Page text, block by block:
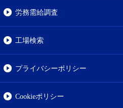
労務需給調査
工場検索
プライバシーポリシー
Cookieポリシー